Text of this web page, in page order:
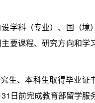
科（专业）、国（境）
要课程、研究方向和学
生、本科生取得毕业证
日前完成教育部留学服